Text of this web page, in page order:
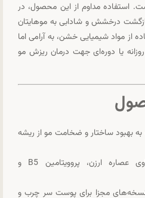
استفاده مداوم از این محصول، در
درخشش و شادابی به موهایتان
از مواد شیمیایی خشن، به آرامی اما
یا دوره‌ای جهت درمان ریزش مو
بهبود ساختار و ضخامت مو از ریشه
حاوی عصاره ارزن، پروویتامین B5 و
مجزا برای پوست سر چرب و